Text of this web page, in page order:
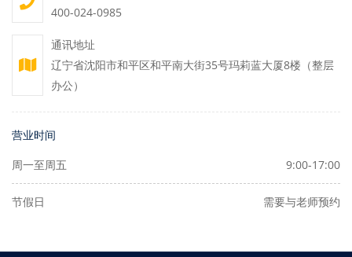
400-024-0985
通讯地址
辽宁省沈阳市和平区和平南大街35号玛莉蓝大厦8楼（整层
办公）
营业时间
周一至周五 9:00-17:00
节假日 需要与老师预约